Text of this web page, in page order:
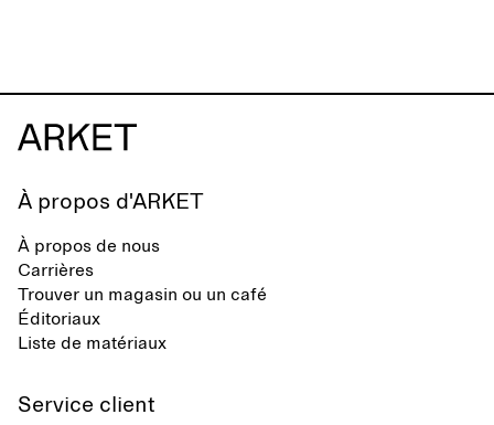
d'utilisation dans différents
contextes.
À propos d'ARKET
À propos de nous
Carrières
Trouver un magasin ou un café
Éditoriaux
Liste de matériaux
Service client